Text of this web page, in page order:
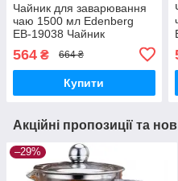
Чайник для заварювання
чаю 1500 мл Edenberg
EB-19038 Чайник
неіржавким ситом довгий
носик
564 ₴ 664 ₴
Купити
Акційні пропозиції та
–29%